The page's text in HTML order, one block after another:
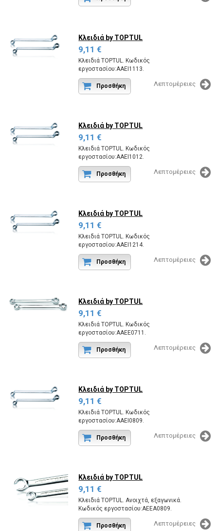
Κλειδιά by TOPTUL
9,11 €
Κλειδιά TOPTUL. Κωδικός
εργοστασίου:AAEI1113.
Προσθήκη Λεπτομέρειες
Κλειδιά by TOPTUL
9,11 €
Κλειδιά TOPTUL. Κωδικός
εργοστασίου:AAEI1012.
Προσθήκη Λεπτομέρειες
Κλειδιά by TOPTUL
9,11 €
Κλειδιά TOPTUL. Κωδικός
εργοστασίου:AAEI1214.
Προσθήκη Λεπτομέρειες
Κλειδιά by TOPTUL
9,11 €
Κλειδιά TOPTUL. Κωδικός
εργοστασίου:AAEE0711.
Προσθήκη Λεπτομέρειες
Κλειδιά by TOPTUL
9,11 €
Κλειδιά TOPTUL. Κωδικός
εργοστασίου:AAEI0809.
Προσθήκη Λεπτομέρειες
Κλειδιά by TOPTUL
9,11 €
Κλειδιά TOPTUL. Ανοιχτά, εξαγωνικά.
Κωδικός εργοστασίου:AEEA0809.
Προσθήκη Λεπτομέρειες